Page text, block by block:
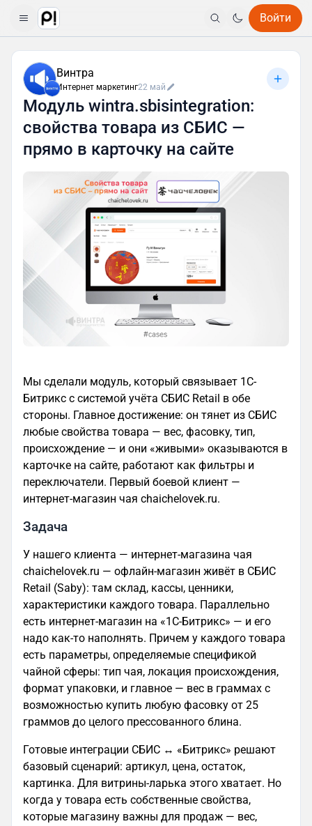
Войти
Винтра
Интернет маркетинг22 май
Модуль wintra.sbisintegration:
свойства товара из СБИС —
прямо в карточку на сайте
Мы сделали модуль, который связывает 1С-
Битрикс с системой учёта СБИС Retail в обе
стороны. Главное достижение: он тянет из СБИС
любые свойства товара — вес, фасовку, тип,
происхождение — и они «живыми» оказываются в
карточке на сайте, работают как фильтры и
переключатели. Первый боевой клиент —
интернет-магазин чая chaichelovek.ru.
Задача
У нашего клиента — интернет-магазина чая
chaichelovek.ru — офлайн-магазин живёт в СБИС
Retail (Saby): там склад, кассы, ценники,
характеристики каждого товара. Параллельно
есть интернет-магазин на «1С-Битрикс» — и его
надо как-то наполнять. Причем у каждого товара
есть параметры, определяемые спецификой
чайной сферы: тип чая, локация происхождения,
формат упаковки, и главное — вес в граммах с
возможностью купить любую фасовку от 25
граммов до целого прессованного блина.
Готовые интеграции СБИС ↔ «Битрикс» решают
базовый сценарий: артикул, цена, остаток,
картинка. Для витрины-ларька этого хватает. Но
когда у товара есть собственные свойства,
которые магазину важны для продаж — вес,